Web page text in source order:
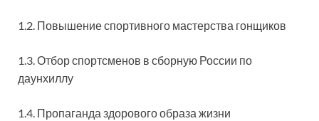
1.2. Повышение спортивного мастерства гонщиков
1.3. Отбор спортсменов в сборную России по
даунхиллу
1.4. Пропаганда здорового образа жизни